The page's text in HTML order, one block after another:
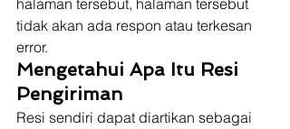
halaman tersebut, halaman tersebut
tidak akan ada respon atau terkesan
error.
Mengetahui Apa Itu Resi
Pengiriman
Resi sendiri dapat diartikan sebagai